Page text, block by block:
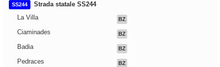
SS244
Strada statale SS244
La Villa
BZ
Ciaminades BZ
Badia BZ
Pedraces BZ